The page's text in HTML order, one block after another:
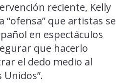
reciente, Kelly
“ofensa” que artistas se
en espectáculos
que hacerlo
el dedo medio al
Unidos”.